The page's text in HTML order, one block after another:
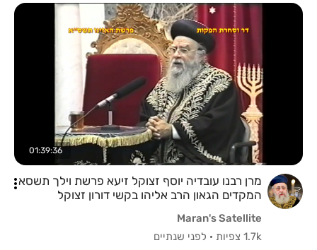
01:39:36
מרן רבנו עובדיה יוסף זצוקל זיעא פרשת וילך תשסא
המקדים הגאון הרב אליהו בקשי דורון זצוקל
Maran's Satellite
1.7k צפיות
· לפני שנתיים